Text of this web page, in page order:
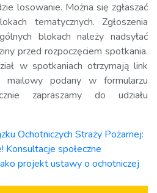
losowanie. Można się zgłaszać
tematycznych. Zgłoszenia
blokach należy nadsyłać
przed rozpoczęciem spotkania.
w spotkaniach otrzymają link
podany w formularzu
zapraszamy do udziału